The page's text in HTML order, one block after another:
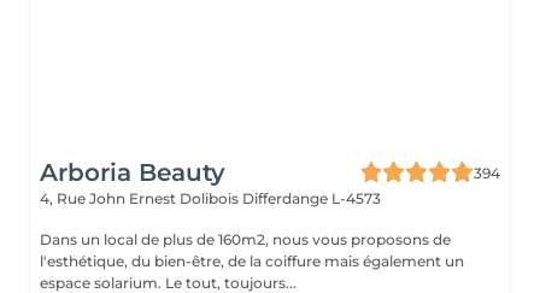
Arboria Beauty
394
4, Rue John Ernest Dolibois Differdange L-4573
Dans un local de plus de 160m2, nous vous proposons de
l'esthétique, du bien-être, de la coiffure mais également un
espace solarium. Le tout, toujours...